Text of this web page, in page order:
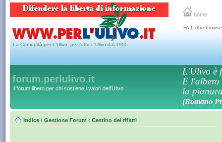
home
La Comunità per L'Ulivo, per tutto L'Ulivo dal 1995
FAIL (the
forum.perlulivo.it
Il forum libero per chi sostiene i valori dell'Ulivo
L'Ulivo è
È l'albero
la
(Romano
Indice ‹ Gestione Forum ‹ Cestino dei rifiuti